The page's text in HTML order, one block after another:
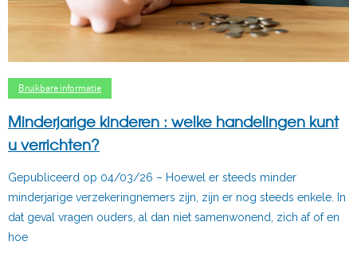
Bruikbare informatie
Minderjarige kinderen : welke handelingen kunt
u verrichten?
Gepubliceerd op 04/03/26 – Hoewel er steeds minder
minderjarige verzekeringnemers zijn, zijn er nog steeds enkele. In
dat geval vragen ouders, al dan niet samenwonend, zich af of en
hoe